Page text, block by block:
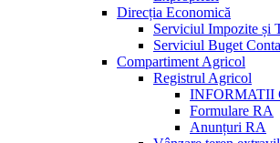
Direcția Economică
Serviciul Impozite și
Serviciul Buget
Compartiment Agricol
Registrul Agricol
INFORMATII
Formulare RA
Anunțuri RA